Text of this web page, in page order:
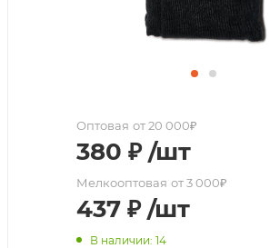
Оптовая от 20 000₽
380 ₽ /шт
Мелкооптовая от 3 000₽
437 ₽ /шт
В наличии: 14